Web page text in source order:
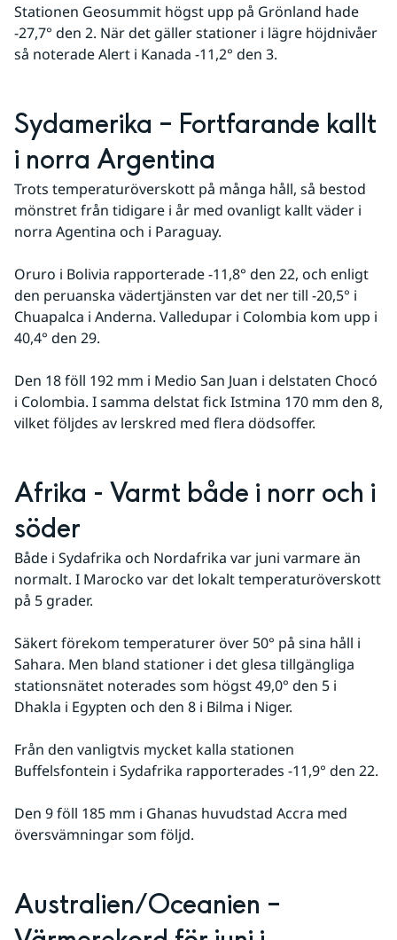
Stationen Geosummit högst upp på Grönland hade
-27,7° den 2. När det gäller stationer i lägre höjdnivåer
så noterade Alert i Kanada -11,2° den 3.
Sydamerika – Fortfarande kallt
i norra Argentina
Trots temperaturöverskott på många håll, så bestod
mönstret från tidigare i år med ovanligt kallt väder i
norra Agentina och i Paraguay.
Oruro i Bolivia rapporterade -11,8° den 22, och enligt
den peruanska vädertjänsten var det ner till -20,5° i
Chuapalca i Anderna. Valledupar i Colombia kom upp i
40,4° den 29.
Den 18 föll 192 mm i Medio San Juan i delstaten Chocó
i Colombia. I samma delstat fick Istmina 170 mm den 8,
vilket följdes av lerskred med flera dödsoffer.
Afrika - Varmt både i norr och i
söder
Både i Sydafrika och Nordafrika var juni varmare än
normalt. I Marocko var det lokalt temperaturöverskott
på 5 grader.
Säkert förekom temperaturer över 50° på sina håll i
Sahara. Men bland stationer i det glesa tillgängliga
stationsnätet noterades som högst 49,0° den 5 i
Dhakla i Egypten och den 8 i Bilma i Niger.
Från den vanligtvis mycket kalla stationen
Buffelsfontein i Sydafrika rapporterades -11,9° den 22.
Den 9 föll 185 mm i Ghanas huvudstad Accra med
översvämningar som följd.
Australien/Oceanien –